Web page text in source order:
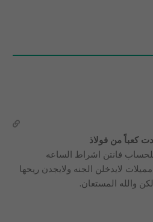
كعباً من فولاذ
للحساب فانتن اشراط الساعه
لايدخلن الجنه ولايجدن ريحها
والله المستعان.